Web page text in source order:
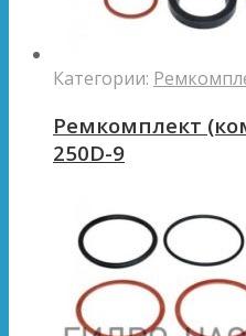
Категории:
Ремкомплект
250D-9